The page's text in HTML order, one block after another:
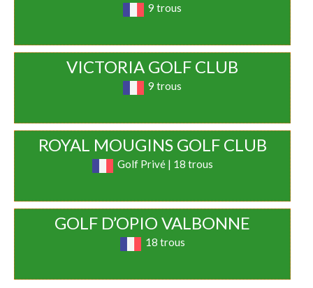
9 trous
VICTORIA GOLF CLUB
9 trous
ROYAL MOUGINS GOLF CLUB
Golf Privé | 18 trous
GOLF D’OPIO VALBONNE
18 trous